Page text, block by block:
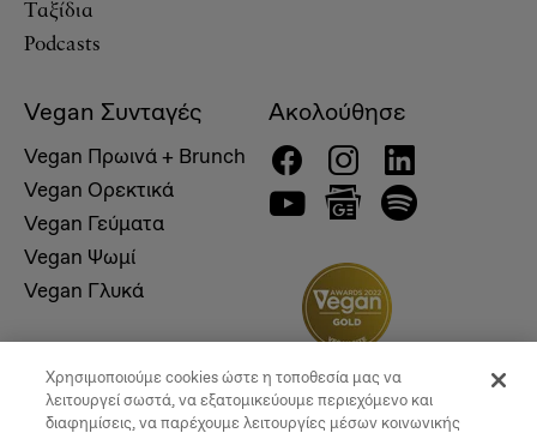
Ταξίδια
Podcasts
Vegan Συνταγές
Vegan Πρωινά + Brunch
Vegan Ορεκτικά
Vegan Γεύματα
Vegan Ψωμί
Vegan Γλυκά
Ακολούθησε
Χρησιμοποιούμε cookies ώστε η τοποθεσία μας να
λειτουργεί σωστά, να εξατομικεύουμε περιεχόμενο και
διαφημίσεις, να παρέχουμε λειτουργίες μέσων κοινωνικής